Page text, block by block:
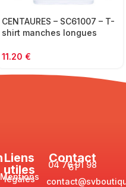
CENTAURES – SC61007 – T-
shirt manches longues
11.20 €
Liens
utiles
Mentions
légales
Contact
04 76 91 98
61